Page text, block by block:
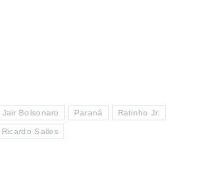
Jair Bolsonaro Paraná Ratinho Jr.
Ricardo Salles